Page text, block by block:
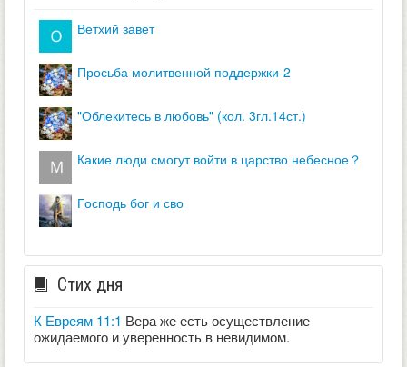
ветхий завет
просьба молитвенной поддержки-2
"облекитесь в любовь" (кол. 3гл.14ст.)
какие люди смогут войти в царство небесное？
господь бог и сво
Стих дня
К Евреям 11:1 Вера же есть осуществление
ожидаемого и уверенность в невидимом.